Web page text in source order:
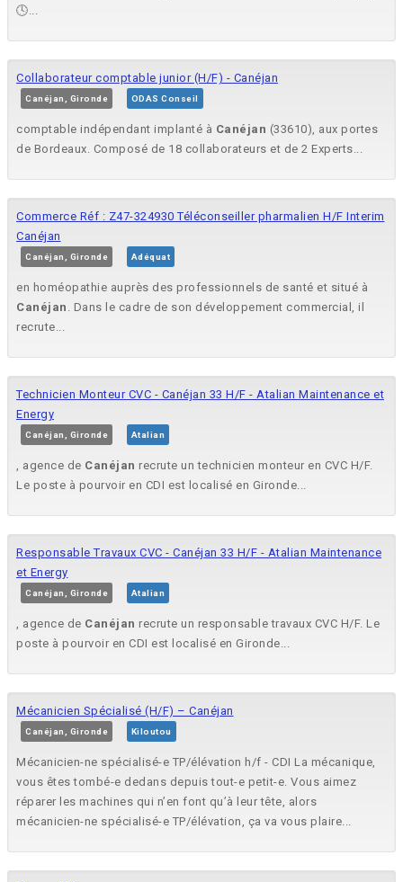
🕓...
Collaborateur comptable junior (H/F) - Canéjan
Canéjan, Gironde ODAS Conseil
comptable indépendant implanté à Canéjan (33610), aux portes
de Bordeaux. Composé de 18 collaborateurs et de 2 Experts...
Commerce Réf : Z47-324930 Téléconseiller pharmalien H/F Interim
Canéjan
Canéjan, Gironde Adéquat
en homéopathie auprès des professionnels de santé et situé à
Canéjan . Dans le cadre de son développement commercial, il
recrute...
Technicien Monteur CVC - Canéjan 33 H/F - Atalian Maintenance et
Energy
Canéjan, Gironde Atalian
, agence de Canéjan recrute un technicien monteur en CVC H/F.
Le poste à pourvoir en CDI est localisé en Gironde...
Responsable Travaux CVC - Canéjan 33 H/F - Atalian Maintenance
et Energy
Canéjan, Gironde Atalian
, agence de Canéjan recrute un responsable travaux CVC H/F. Le
poste à pourvoir en CDI est localisé en Gironde...
Mécanicien Spécialisé (H/F) – Canéjan
Canéjan, Gironde Kiloutou
Mécanicien-ne spécialisé-e TP/élévation h/f - CDI La mécanique,
vous êtes tombé-e dedans depuis tout-e petit-e. Vous aimez
réparer les machines qui n’en font qu’à leur tête, alors
mécanicien-ne spécialisé-e TP/élévation, ça va vous plaire...